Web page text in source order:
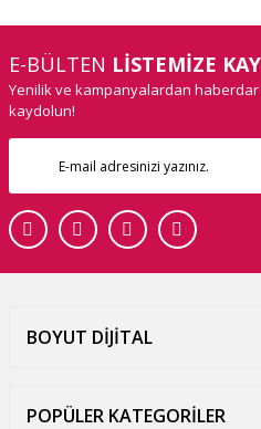
E-BÜLTEN LİSTEMİZE
Yenilik ve kampanyalardan
kaydolun!
BOYUT DİJİTAL
POPÜLER KATEGORİLER